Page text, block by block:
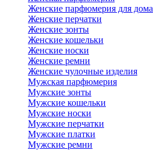
Женские парфюмерия для дома
Женские перчатки
Женские зонты
Женские кошельки
Женские носки
Женские ремни
Женские чулочные изделия
Мужская парфюмерия
Мужские зонты
Мужские кошельки
Мужские носки
Мужские перчатки
Мужские платки
Мужские ремни